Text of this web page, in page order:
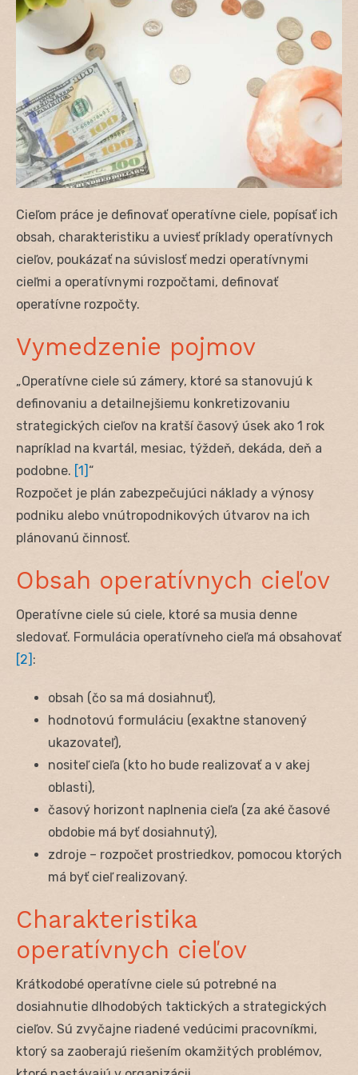
Cieľom práce je definovať operatívne ciele, popísať ich
obsah, charakteristiku a uviesť príklady operatívnych
cieľov, poukázať na súvislosť medzi operatívnymi
cieľmi a operatívnymi rozpočtami, definovať
operatívne rozpočty.
Vymedzenie pojmov
„Operatívne ciele sú zámery, ktoré sa stanovujú k
definovaniu a detailnejšiemu konkretizovaniu
strategických cieľov na kratší časový úsek ako 1 rok
napríklad na kvartál, mesiac, týždeň, dekáda, deň a
podobne. [1] “
Rozpočet je plán zabezpečujúci náklady a výnosy
podniku alebo vnútropodnikových útvarov na ich
plánovanú činnosť.
Obsah operatívnych cieľov
Operatívne ciele sú ciele, ktoré sa musia denne
sledovať. Formulácia operatívneho cieľa má obsahovať
[2] :
obsah (čo sa má dosiahnuť),
hodnotovú formuláciu (exaktne stanovený
ukazovateľ),
nositeľ cieľa (kto ho bude realizovať a v akej
oblasti),
časový horizont naplnenia cieľa (za aké časové
obdobie má byť dosiahnutý),
zdroje – rozpočet prostriedkov, pomocou ktorých
má byť cieľ realizovaný.
Charakteristika
operatívnych cieľov
Krátkodobé operatívne ciele sú potrebné na
dosiahnutie dlhodobých taktických a strategických
cieľov. Sú zvyčajne riadené vedúcimi pracovníkmi,
ktorý sa zaoberajú riešením okamžitých problémov,